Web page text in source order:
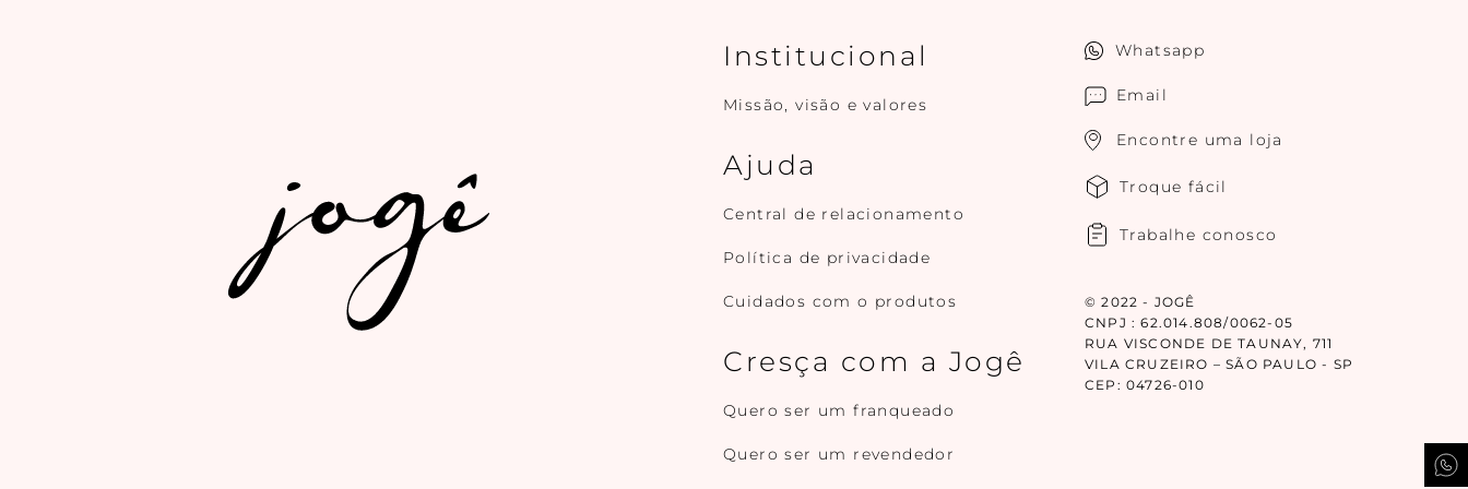
Institucional
Missão, visão e valores
Ajuda
Central de relacionamento
Política de privacidade
Cuidados com o produtos
Cresça com a Jogê
Quero ser um franqueado
Quero ser um revendedor
Whatsapp
Email
Encontre uma loja
Troque fácil
Trabalhe conosco
© 2022 - JOGÊ
CNPJ : 62.014.808/0062-05
RUA VISCONDE DE TAUNAY, 711
VILA CRUZEIRO – SÃO PAULO - SP
CEP: 04726-010